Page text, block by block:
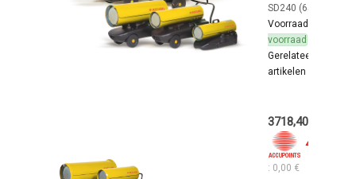
SD240 (65 KW)
Voorraad:
voorraad
Gerelateerde
artikelen bestaan !
3718,40 €
49
: 0,00 €